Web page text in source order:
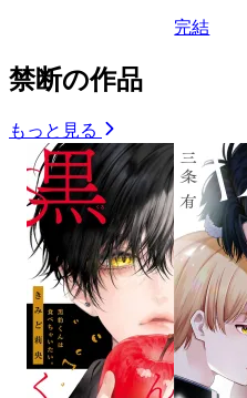
完結
禁断の作品
もっと見る